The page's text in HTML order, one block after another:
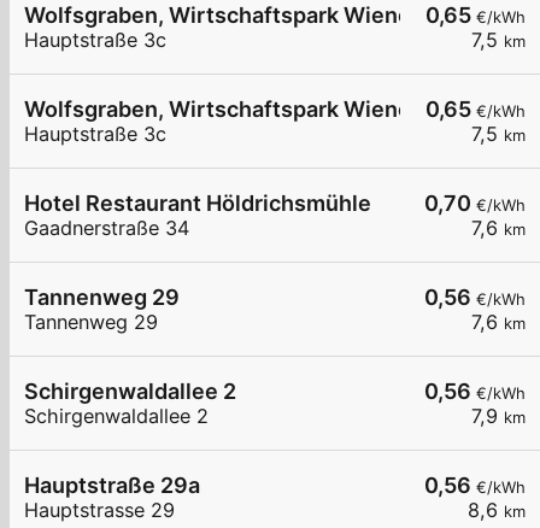
0,65 €/kWh
7,5 km
Wolfsgraben, Wirtschaftspark Wienerwald GmbH
Hauptstraße 3c
0,65 €/kWh
7,5 km
Wolfsgraben, Wirtschaftspark Wienerwald GmbH
Hauptstraße 3c
0,70 €/kWh
7,6 km
Hotel Restaurant Höldrichsmühle
Gaadnerstraße 34
0,56 €/kWh
7,6 km
Tannenweg 29
Tannenweg 29
0,56 €/kWh
7,9 km
Schirgenwaldallee 2
Schirgenwaldallee 2
0,56 €/kWh
8,6 km
Hauptstraße 29a
Hauptstrasse 29